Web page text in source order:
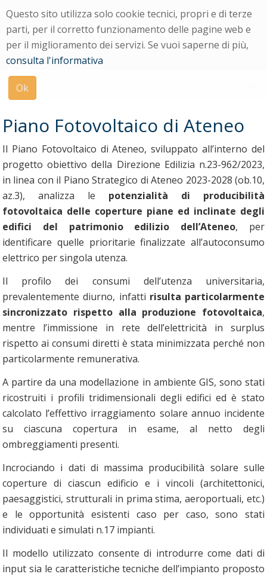
Questo sito utilizza solo cookie tecnici, propri e di terze
parti, per il corretto funzionamento delle pagine web e
per il miglioramento dei servizi. Se vuoi saperne di più,
consulta l'informativa
Ok
Menu
di
navigazione
Modulo
ricerca
su
uniPi
Piano Fotovoltaico di Ateneo
Il Piano Fotovoltaico di Ateneo, sviluppato all’interno del
progetto obiettivo della Direzione Edilizia n.23-962/2023,
in linea con il Piano Strategico di Ateneo 2023-2028 (ob.10,
az.3), analizza le potenzialità di producibilità
fotovoltaica delle coperture piane ed inclinate degli
edifici del patrimonio edilizio dell’Ateneo, per
identificare quelle prioritarie finalizzate all’autoconsumo
elettrico per singola utenza.
Il profilo dei consumi dell’utenza universitaria,
prevalentemente diurno, infatti risulta particolarmente
sincronizzato rispetto alla produzione fotovoltaica,
mentre l’immissione in rete dell’elettricità in surplus
rispetto ai consumi diretti è stata minimizzata perché non
particolarmente remunerativa.
A partire da una modellazione in ambiente GIS, sono stati
ricostruiti i profili tridimensionali degli edifici ed è stato
calcolato l’effettivo irraggiamento solare annuo incidente
su ciascuna copertura in esame, al netto degli
ombreggiamenti presenti.
Incrociando i dati di massima producibilità solare sulle
coperture di ciascun edificio e i vincoli (architettonici,
paesaggistici, strutturali in prima stima, aeroportuali, etc.)
e le opportunità esistenti caso per caso, sono stati
individuati e simulati n.17 impianti.
Il modello utilizzato consente di introdurre come dati di
input sia le caratteristiche tecniche dell’impianto proposto